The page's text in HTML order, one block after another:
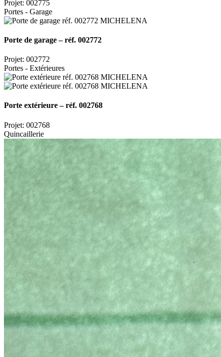
Projet: 002775
Portes - Garage
Porte de garage – réf. 002772
Projet: 002772
Portes - Extérieures
Porte extérieure – réf. 002768
Projet: 002768
Quincaillerie